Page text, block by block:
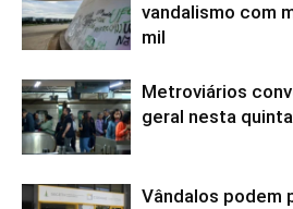
vandalismo com
mil
Metroviários
geral nesta
Vândalos podem